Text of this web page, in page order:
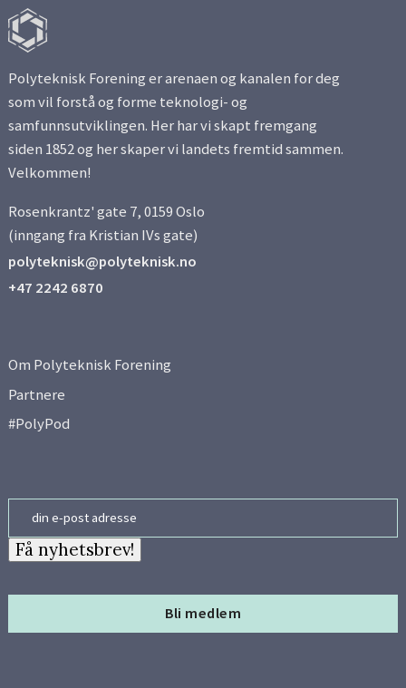
Polyteknisk Forening er arenaen og kanalen for deg
som vil forstå og forme teknologi- og
samfunnsutviklingen. Her har vi skapt fremgang
siden 1852 og her skaper vi landets fremtid sammen.
Velkommen!
Rosenkrantz' gate 7, 0159 Oslo
(inngang fra Kristian IVs gate)
polyteknisk@polyteknisk.no
+47 2242 6870
Om Polyteknisk Forening
Partnere
#PolyPod
Bli medlem
Få nyhetsbrev!